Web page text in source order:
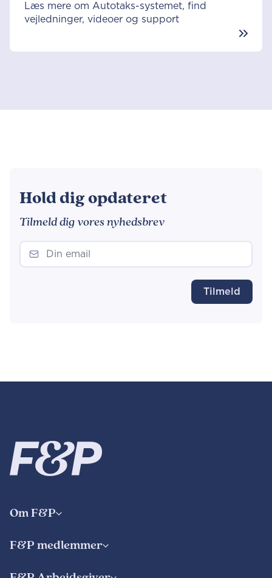
Læs mere om Autotaks-systemet, find
vejledninger, videoer og support
Hold dig opdateret
Tilmeld dig vores nyhedsbrev
Tilmeld
Om F&P
F&P medlemmer